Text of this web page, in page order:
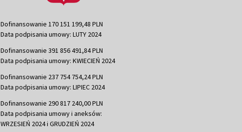
Dofinansowanie 170 151 199,48 PLN
Data podpisania umowy: LUTY 2024
Dofinansowanie 391 856 491,84 PLN
Data podpisania umowy: KWIECIEŃ 2024
Dofinansowanie 237 754 754,24 PLN
Data podpisania umowy: LIPIEC 2024
Dofinansowanie 290 817 240,00 PLN
Data podpisania umowy i aneksów:
WRZESIEŃ 2024 i GRUDZIEŃ 2024